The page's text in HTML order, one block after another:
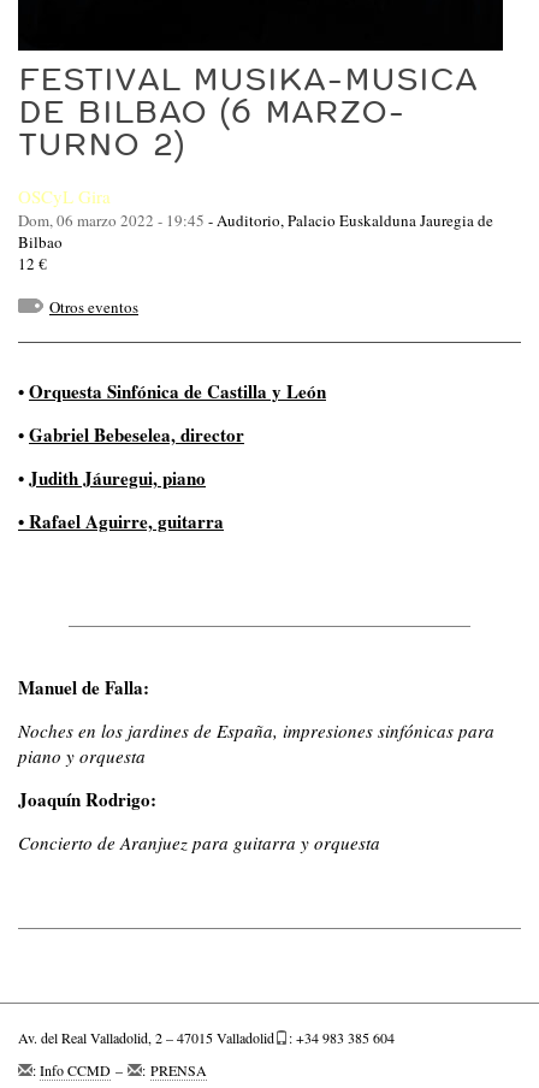
FESTIVAL MUSIKA-MUSICA
DE BILBAO (6 MARZO-
TURNO 2)
OSCyL Gira
Dom, 06 marzo 2022 - 19:45 -Auditorio, Palacio Euskalduna Jauregia de
Bilbao
12 €
Otros eventos
•Orquesta Sinfónica de Castilla y León
•Gabriel Bebeselea, director
•Judith Jáuregui, piano
• Rafael Aguirre, guitarra
Manuel de Falla:
Noches en los jardines de España, impresiones sinfónicas para
piano y orquesta
Joaquín Rodrigo:
Concierto de Aranjuez para guitarra y orquesta
Av. del Real Valladolid, 2 – 47015 Valladolid
: +34 983 385 604
:Info CCMD – : PRENSA